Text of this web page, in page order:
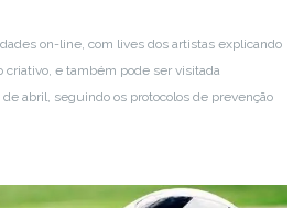
on-line, com lives dos artistas explicando
criativo, e também pode ser visitada
abril, seguindo os protocolos de prevenção